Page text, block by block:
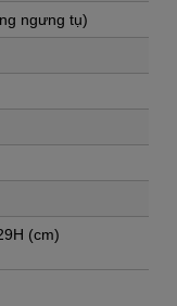
ngưng tụ)
(cm)